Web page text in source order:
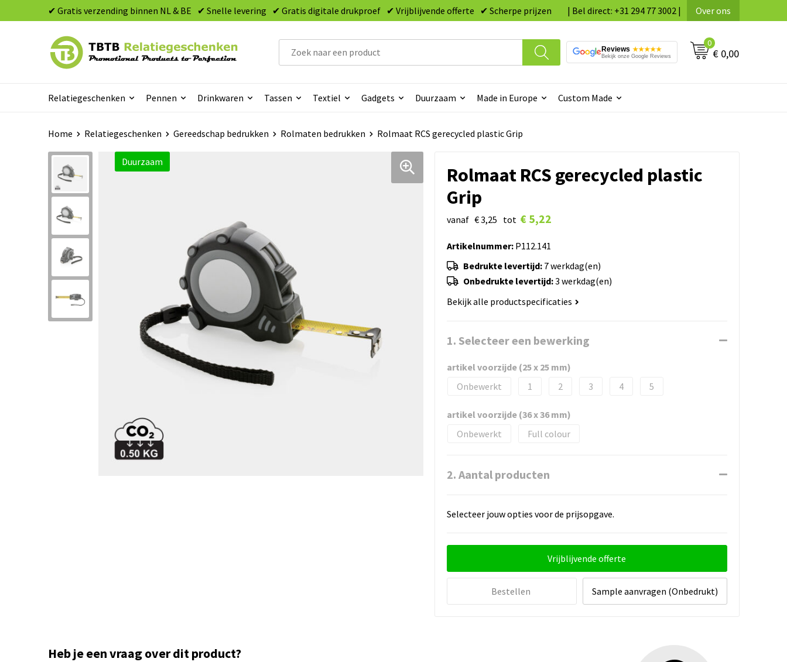
✔ Gratis verzending binnen NL & BE ✔ Snelle levering ✔ Gratis digitale drukproef ✔ Vrijblijvende offerte ✔ Scherpe prijzen | Bel direct: +31 294 77 3002 | Over ons
Reviews ★★★★★
Bekijk onze Google Reviews
0
€ 0,00
Relatiegeschenken Pennen Drinkwaren Tassen Textiel Gadgets Duurzaam Made in Europe Custom Made
Home Relatiegeschenken Gereedschap bedrukken Rolmaten bedrukken Rolmaat RCS gerecycled plastic Grip
Duurzaam
Rolmaat RCS gerecycled plastic
Grip
vanaf € 3,25 tot € 5,22
Artikelnummer:P112.141
Bedrukte levertijd: 7 werkdag(en)
Onbedrukte levertijd:3 werkdag(en)
Bekijk alle productspecificaties
1. Selecteer een bewerking
artikel voorzijde (25 x 25 mm)
Onbewerkt
1 2 3 4 5
artikel voorzijde (36 x 36 mm)
Onbewerkt
Full colour
2. Aantal producten
Selecteer jouw opties voor de prijsopgave.
Vrijblijvende offerte
Bestellen Sample aanvragen (Onbedrukt)
Heb je een vraag over dit product?